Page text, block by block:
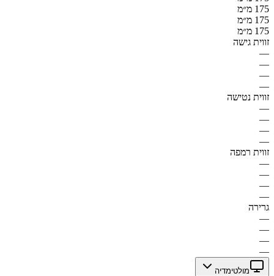
175 מ״מ
175 מ״מ
175 מ״מ
זווית גישה
—
—
—
—
זווית נטישה
—
—
—
—
זווית רמפה
—
—
—
—
גרירה
—
—
—
—
מולטימדיה